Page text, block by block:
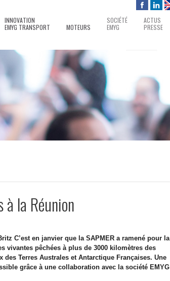
INNOVATION
EMYG TRANSPORT
MOTEURS
SOCIÉTÉ
EMYG
ACTUS
PRESSE
à la Réunion
C’est en janvier que la SAPMER a ramené pour la
vivantes pêchées à plus de 3000 kilomètres des
des Terres Australes et Antarctique Françaises. Une
grâce à une collaboration avec la société EMYG